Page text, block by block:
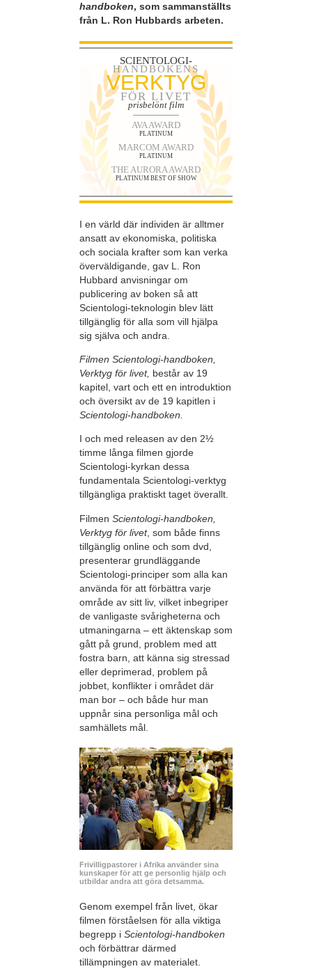
handboken, som sammanställts
från L. Ron Hubbards arbeten.
SCIENTOLOGI-
HANDBOKENS
VERKTYG
FÖR LIVET
prisbelönt film
AVA AWARD
PLATINUM
MARCOM AWARD
PLATINUM
THE AURORA AWARD
PLATINUM BEST OF SHOW
I en värld där individen är alltmer
ansatt av ekonomiska, politiska
och sociala krafter som kan verka
överväldigande, gav L. Ron
Hubbard anvisningar om
publicering av boken så att
Scientologi-teknologin blev lätt
tillgänglig för alla som vill hjälpa
sig själva och andra.
Filmen Scientologi-handboken,
Verktyg för livet, består av 19
kapitel, vart och ett en introduktion
och översikt av de 19 kapitlen i
Scientologi-handboken.
I och med releasen av den 2½
timme långa filmen gjorde
Scientologi-kyrkan dessa
fundamentala Scientologi-verktyg
tillgängliga praktiskt taget överallt.
Filmen Scientologi-handboken,
Verktyg för livet, som både finns
tillgänglig online och som dvd,
presenterar grundläggande
Scientologi-principer som alla kan
använda för att förbättra varje
område av sitt liv, vilket inbegriper
de vanligaste svårigheterna och
utmaningarna – ett äktenskap som
gått på grund, problem med att
fostra barn, att känna sig stressad
eller deprimerad, problem på
jobbet, konflikter i området där
man bor – och både hur man
uppnår sina personliga mål och
samhällets mål.
Frivilligpastorer i Afrika använder sina
kunskaper för att ge personlig hjälp och
utbildar andra att göra detsamma.
Genom exempel från livet, ökar
filmen förståelsen för alla viktiga
begrepp i Scientologi-handboken
och förbättrar därmed
tillämpningen av materialet.